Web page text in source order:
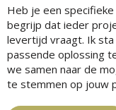
Heb je een
begrijp dat ieder
levertijd vraagt. Ik
passende oplossing
we samen naar de
te stemmen op jouw